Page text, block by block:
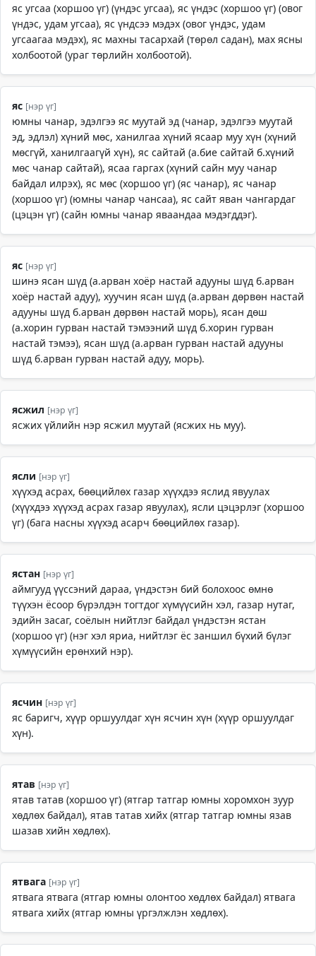
яс угсаа (хоршоо үг) (үндэс угсаа), яс үндэс (хоршоо үг) (овог
үндэс, удам угсаа), яс үндсээ мэдэх (овог үндэс, удам
угсаагаа мэдэх), яс махны тасархай (төрөл садан), мах ясны
холбоотой (ураг төрлийн холбоотой).
яс [нэр үг]
юмны чанар, эдэлгээ яс муутай эд (чанар, эдэлгээ муутай
эд, эдлэл) хүний мөс, ханилгаа хүний ясаар муу хүн (хүний
мөсгүй, ханилгаагүй хүн), яс сайтай (а.бие сайтай б.хүний
мөс чанар сайтай), ясаа гаргах (хүний сайн муу чанар
байдал илрэх), яс мөс (хоршоо үг) (яс чанар), яс чанар
(хоршоо үг) (юмны чанар чансаа), яс сайт яван чангардаг
(цэцэн үг) (сайн юмны чанар яваандаа мэдэгддэг).
яс [нэр үг]
шинэ ясан шүд (а.арван хоёр настай адууны шүд б.арван
хоёр настай адуу), хуучин ясан шүд (а.арван дөрвөн настай
адууны шүд б.арван дөрвөн настай морь), ясан дөш
(а.хорин гурван настай тэмээний шүд б.хорин гурван
настай тэмээ), ясан шүд (а.арван гурван настай адууны
шүд б.арван гурван настай адуу, морь).
ясжил [нэр үг]
ясжих үйлийн нэр ясжил муутай (ясжих нь муу).
ясли [нэр үг]
хүүхэд асрах, бөөцийлөх газар хүүхдээ яслид явуулах
(хүүхдээ хүүхэд асрах газар явуулах), ясли цэцэрлэг (хоршоо
үг) (бага насны хүүхэд асарч бөөцийлөх газар).
ястан [нэр үг]
аймгууд үүссэний дараа, үндэстэн бий болохоос өмнө
түүхэн ёсоор бүрэлдэн тогтдог хүмүүсийн хэл, газар нутаг,
эдийн засаг, соёлын нийтлэг байдал үндэстэн ястан
(хоршоо үг) (нэг хэл яриа, нийтлэг ёс заншил бүхий бүлэг
хүмүүсийн ерөнхий нэр).
ясчин [нэр үг]
яс баригч, хүүр оршуулдаг хүн ясчин хүн (хүүр оршуулдаг
хүн).
ятав [нэр үг]
ятав татав (хоршоо үг) (ятгар татгар юмны хоромхон зуур
хөдлөх байдал), ятав татав хийх (ятгар татгар юмны язав
шазав хийн хөдлөх).
ятвага [нэр үг]
ятвага ятвага (ятгар юмны олонтоо хөдлөх байдал) ятвага
ятвага хийх (ятгар юмны үргэлжлэн хөдлөх).